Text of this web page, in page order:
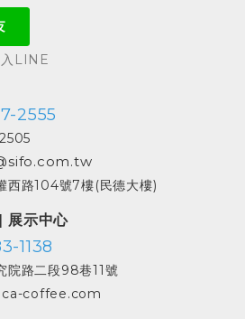
入LINE
2555
西路104號7樓(民德大樓)
展示中心
1138
院路二段98巷11號
coffee.com